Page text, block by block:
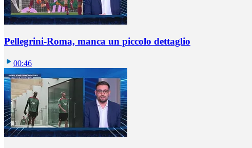
Pellegrini-Roma, manca un piccolo dettaglio
00:46